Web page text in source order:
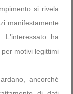
si rivela
manifestamente
L'interessato ha
motivi legittimi
ancorché